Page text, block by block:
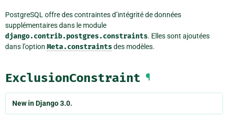
PostgreSQL offre des contraintes d’intégrité de données
supplémentaires dans le module
django.contrib.postgres.constraints. Elles sont ajoutées
dans l’option Meta.constraintsdes modèles.
ExclusionConstraint ¶
New in Django 3.0.